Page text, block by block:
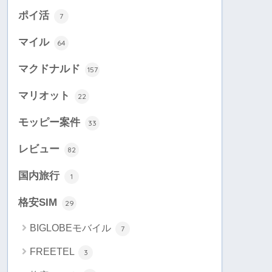
ポイ活 7
マイル 64
マクドナルド 157
マリオット 22
モッピー案件 33
レビュー 82
国内旅行 1
格安SIM 29
BIGLOBEモバイル 7
FREETEL 3